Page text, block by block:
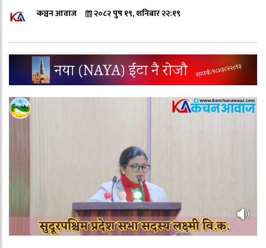
कञ्चन आवाज २०८२ पुष १९, शनिबार २२:१९